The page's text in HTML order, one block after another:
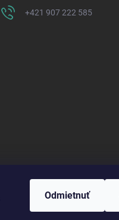
Odmietnuť
+421 907 222 585